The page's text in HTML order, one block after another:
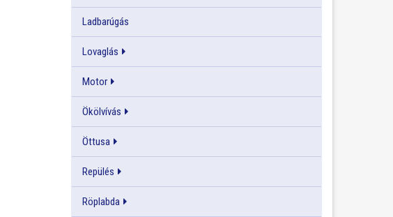
Ladbarúgás
Lovaglás
Motor
Ökölvívás
Öttusa
Repülés
Röplabda